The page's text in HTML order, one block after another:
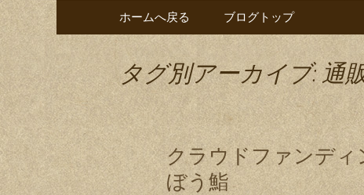
コンテンツへ移動
ホームへ戻る ブログトップ
タグ別アーカイブ: 通
クラウドファンディ
ぼう鮨